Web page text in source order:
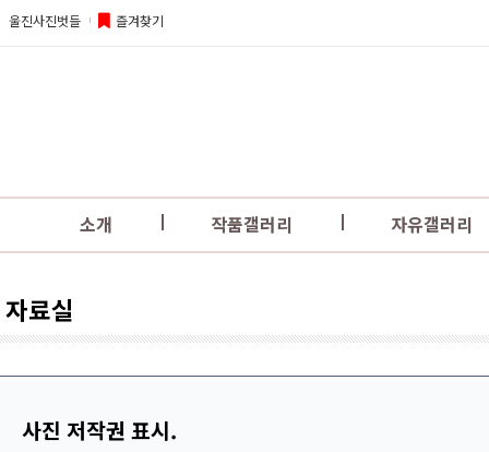
울진사진벗들 즐겨찾기
소개 작품갤러리 자유갤러리
자료실
사진 저작권 표시.